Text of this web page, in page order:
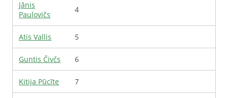
Jānis
Paulovičs
4
Atis Vallis 5
Guntis Čivčs 6
Kitija Pūcīte 7